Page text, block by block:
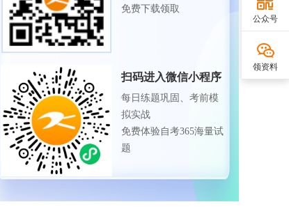
免费下载领取
扫码进入微信小程序
每日练题巩固、考前模
拟实战
免费体验自考365海量试
题
公众号
领资料